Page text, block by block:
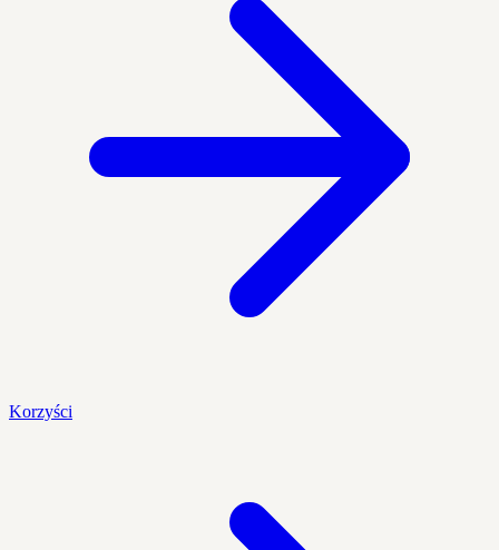
Korzyści